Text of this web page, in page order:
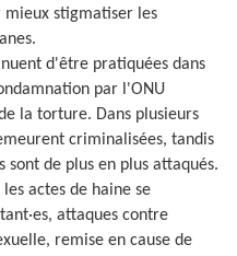
mieux stigmatiser les
d'être pratiquées dans
par l'ONU
la torture. Dans plusieurs
criminalisées, tandis
sont de plus en plus attaqués.
les actes de haine se
attaques contre
remise en cause de